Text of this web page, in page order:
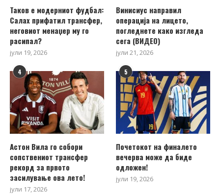
Таков е модерниот фудбал:
Салах прифатил трансфер,
неговиот менаџер му го
расипал?
јули 19, 2026
Винисиус направил
операција на лицето,
погледнете како изгледа
сега (ВИДЕО)
јули 21, 2026
4
Астон Вила го собори
сопствениот трансфер
рекорд за првото
засилување ова лето!
јули 17, 2026
5
Почетокот на финалето
вечерва може да биде
одложен!
јули 19, 2026